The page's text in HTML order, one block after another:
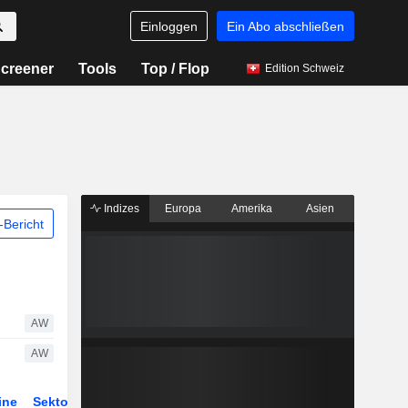
Einloggen Ein Abo abschließen
Tools Top / Flop Edition Schweiz
Bericht
AW
AW
Sektor
Indizes Europa Amerika Asien